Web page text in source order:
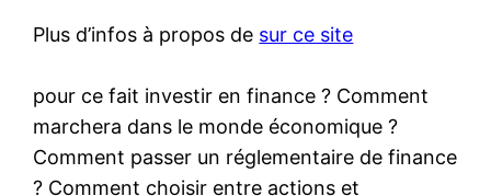
Plus d’infos à propos de sur ce site
pour ce fait investir en finance ? Comment
marchera dans le monde économique ?
Comment passer un réglementaire de finance
? Comment choisir entre actions et